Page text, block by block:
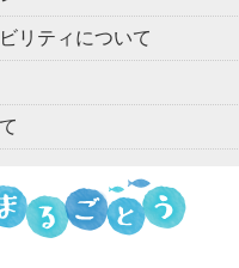
リティについて